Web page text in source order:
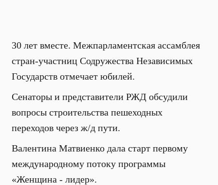
30 лет вместе. Межпарламентская ассамблея
стран-участниц Содружества Независимых
Государств отмечает юбилей.
Сенаторы и представители РЖД обсудили
вопросы строительства пешеходных
переходов через ж/д пути.
Валентина Матвиенко дала старт первому
международному потоку программы
«Женщина - лидер».